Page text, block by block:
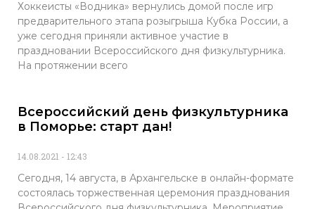
Хоккеисты «Водника» вернулись домой после игр
предварительного этапа розыгрыша Кубка России, а
уже сегодня приняли активное участие в
праздновании Всероссийского дня физкультурника.
На протяжении всего
Всероссийский день физкультурника
в Поморье: старт дан!
14.08.2021 12:43
Сегодня, 14 августа, в Архангельске в онлайн-формате
состоялась торжественная церемония празднования